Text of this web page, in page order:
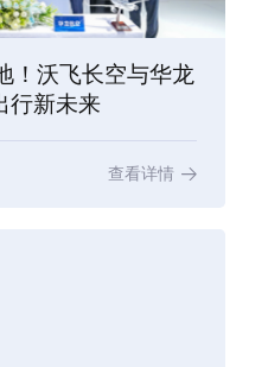
！沃飞长空与华龙
行新未来
查看详情